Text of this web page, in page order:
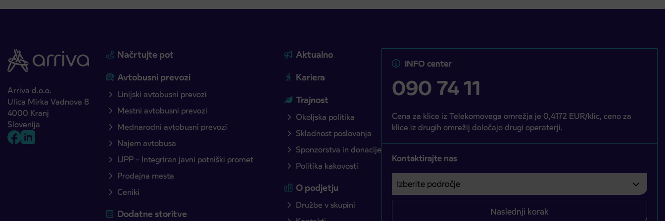
Arriva d.o.o.
Ulica Mirka Vadnova 8
4000 Kranj
Slovenija
Načrtujte pot
Avtobusni prevozi
Linijski avtobusni prevozi
Mestni avtobusni prevozi
Mednarodni avtobusni prevozi
Najem avtobusa
IJPP – Integriran javni potniški promet
Prodajna mesta
Ceniki
Dodatne storitve
Aktualno
Kariera
Trajnost
Okoljska politika
Skladnost poslovanja
Sponzorstva in donacije
Politika kakovosti
O podjetju
Družbe v skupini
INFO center
090 74 11
Cena za klice iz Telekomovega omrežja je 0,4172 EUR/klic, ceno za
klice iz drugih omrežij določajo drugi operaterji.
Kontaktirajte nas
Izberite področje
Področje je obvezno izbrati.
Naslednji korak